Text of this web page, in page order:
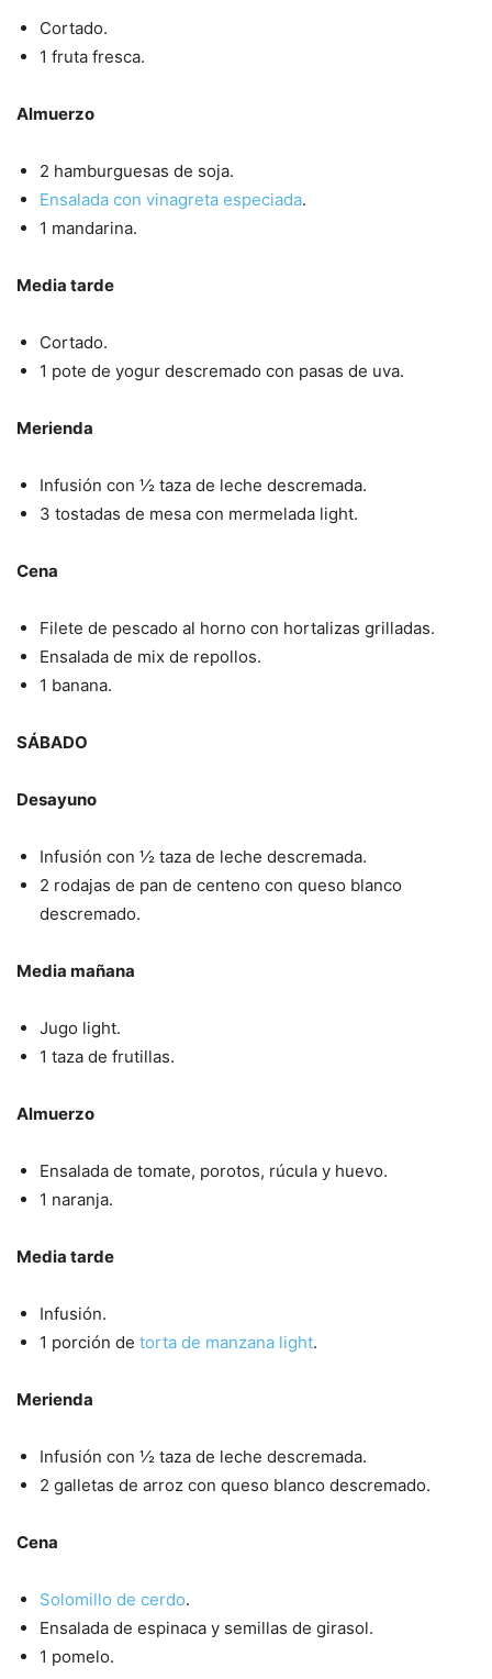
Cortado.
1 fruta fresca.
Almuerzo
2 hamburguesas de soja.
Ensalada con vinagreta especiada.
1 mandarina.
Media tarde
Cortado.
1 pote de yogur descremado con pasas de uva.
Merienda
Infusión con ½ taza de leche descremada.
3 tostadas de mesa con mermelada light.
Cena
Filete de pescado al horno con hortalizas grilladas.
Ensalada de mix de repollos.
1 banana.
SÁBADO
Desayuno
Infusión con ½ taza de leche descremada.
2 rodajas de pan de centeno con queso blanco
descremado.
Media mañana
Jugo light.
1 taza de frutillas.
Almuerzo
Ensalada de tomate, porotos, rúcula y huevo.
1 naranja.
Media tarde
Infusión.
1 porción de torta de manzana light.
Merienda
Infusión con ½ taza de leche descremada.
2 galletas de arroz con queso blanco descremado.
Cena
Solomillo de cerdo.
Ensalada de espinaca y semillas de girasol.
1 pomelo.